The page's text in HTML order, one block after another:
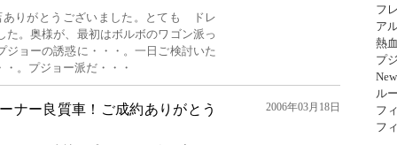
ありがとうございました。とても ドレ
た。奥様が、最初はボルボのワゴン派っ
ジョーの誘惑に・・・。一日ご検討いた
。プジョー派だ・・・
ナー良質車！ご成約ありがとう 2006年03月18日
フ
ア
熱
プ
ル
フ
フ